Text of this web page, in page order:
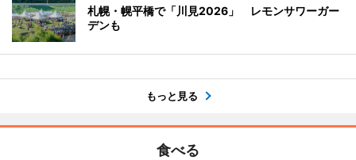
札幌・幌平橋で「川見2026」 レモンサワーガー
デンも
もっと見る
食べる